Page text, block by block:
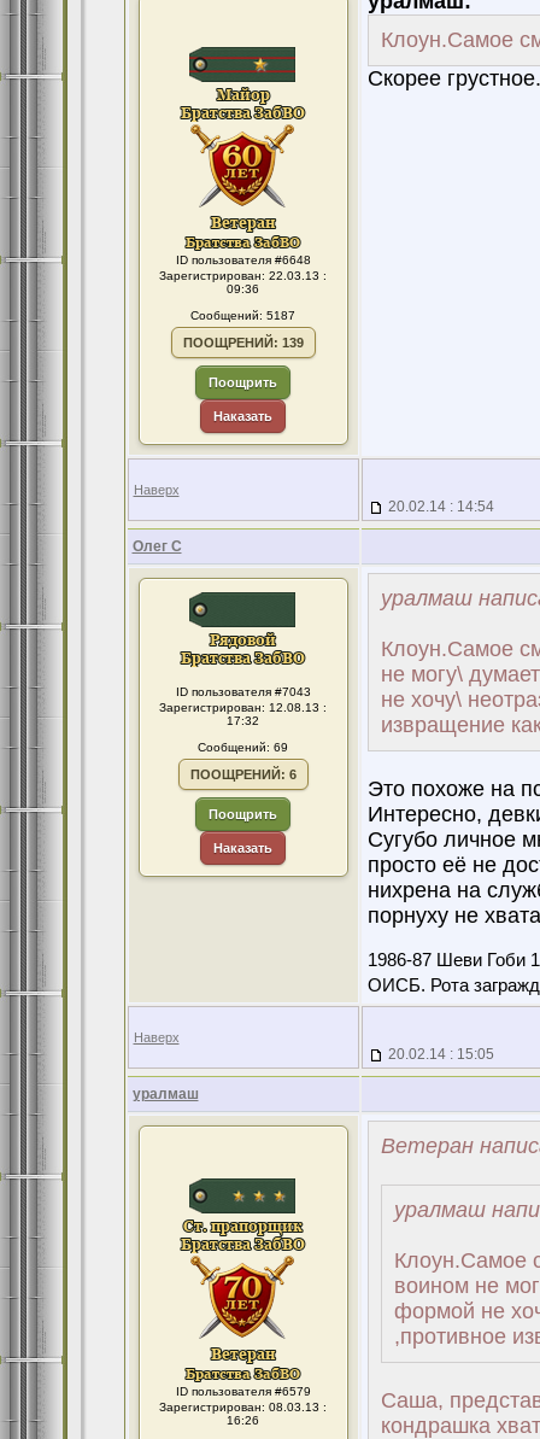
ID пользователя #6648
Зарегистрирован: 22.03.13 :
09:36
Сообщений: 5187
ПООЩРЕНИЙ: 139
Поощрить
Наказать
Клоун.Самое
Скорее
Наверх
20.02.14 : 14:54
Олег С
ID пользователя #7043
Зарегистрирован: 12.08.13 :
17:32
Сообщений: 69
ПООЩРЕНИЙ: 6
Поощрить
Наказать
уралмаш
Клоун.Самое
не могу\
не хочу\
извращение
Это похоже на
Интересно,
Сугубо личное
просто её не
нихрена на
порнуху не
1986-87 Шеви Гоби
ОИСБ. Рота
Наверх
20.02.14 : 15:05
уралмаш
ID пользователя #6579
Зарегистрирован: 08.03.13 :
16:26
Ветеран
уралмаш
Клоун.Самое
воином не
формой не
,противное
Саша,
кондрашка